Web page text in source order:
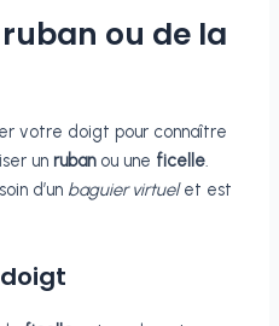
ou de la
votre doigt pour connaître
un rubanou une ficelle.
d’un baguier virtuelet est